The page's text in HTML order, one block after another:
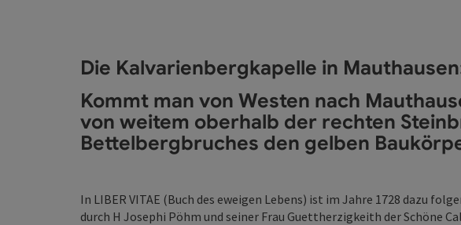
Die Kalvarienbergkapelle in
Kommt man von Westen nach
von weitem oberhalb der rechten
Bettelbergbruches den gelben
In LIBER VITAE (Buch des eweigen Lebens) ist im Jahre 1728 dazu
durch H Josephi Pöhm und seiner Frau Guettherzigkeith der Schöne